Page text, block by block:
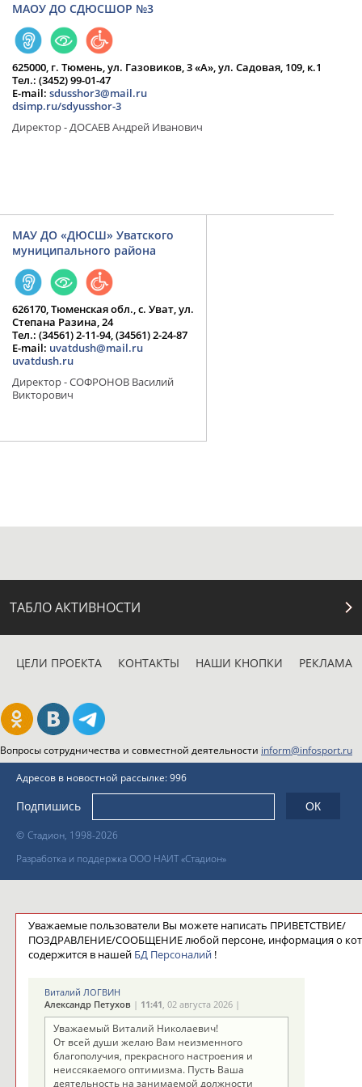
МАОУ ДО СДЮСШОР №3
625000, г. Тюмень, ул. Газовиков, 3 «А», ул. Садовая, 109, к.1
Тел.: (3452) 99-01-47
E-mail: sdusshor3@mail.ru
dsimp.ru/sdyusshor-3
Директор - ДОСАЕВ Андрей Иванович
МАУ ДО «ДЮСШ» Уватского
муниципального района
626170, Тюменская обл., с. Уват, ул.
Степана Разина, 24
Тел.: (34561) 2-11-94, (34561) 2-24-87
E-mail: uvatdush@mail.ru
uvatdush.ru
Директор - СОФРОНОВ Василий
Викторович
ТАБЛО АКТИВНОСТИ
ЦЕЛИ ПРОЕКТА КОНТАКТЫ НАШИ КНОПКИ РЕКЛАМА
Вопросы сотрудничества и совместной деятельности inform@infosport.ru
© Стадион, 1998-2026
Разработка и поддержка ООО НАИТ «Стадион»
Адресов в новостной рассылке: 996
Подпишись
Уважаемые пользователи Вы можете написать ПРИВЕТСТВИЕ/
ПОЗДРАВЛЕНИЕ/СООБЩЕНИЕ любой персоне, информация о
содержится в нашей БД Персоналий!
Виталий ЛОГВИН
Александр Петухов| 11:41, 02 августа 2026 |
Уважаемый Виталий Николаевич!
От всей души желаю Вам неизменного
благополучия, прекрасного настроения и
неиссякаемого оптимизма. Пусть Ваша
деятельность на занимаемой должности